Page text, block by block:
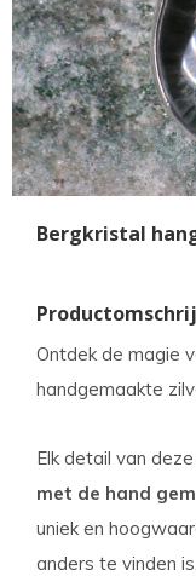
Bergkristal
Ontdek de magie
handgemaakte
Elk detail van
met de hand
uniek en
anders te vinden is.